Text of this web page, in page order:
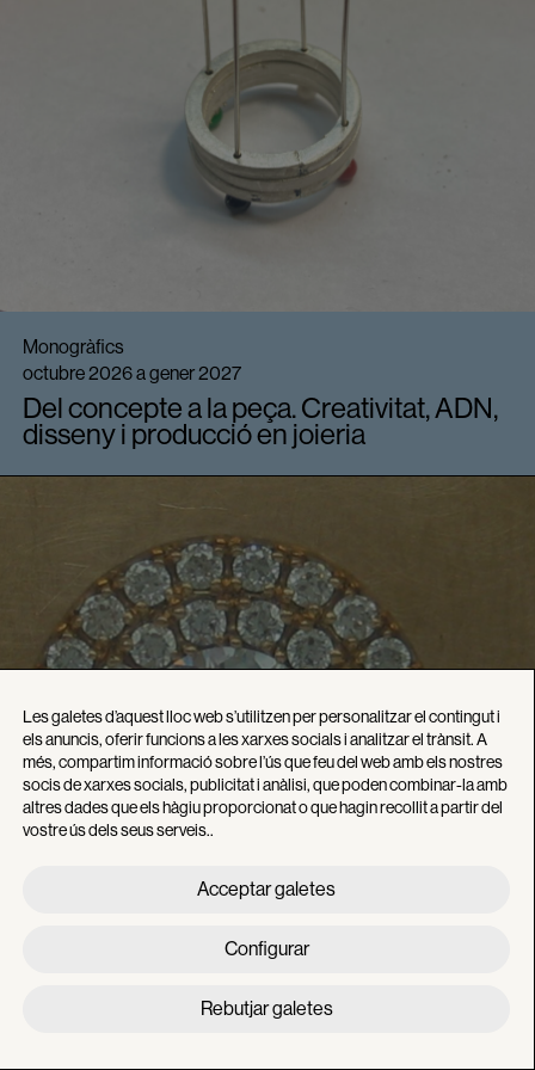
Monogràfics
octubre 2026 a gener 2027
Del concepte a la peça. Creativitat, ADN,
disseny i producció en joieria
Les galetes d’aquest lloc web s’utilitzen per personalitzar el contingut i
els anuncis, oferir funcions a les xarxes socials i analitzar el trànsit. A
més, compartim informació sobre l’ús que feu del web amb els nostres
socis de xarxes socials, publicitat i anàlisi, que poden combinar-la amb
altres dades que els hàgiu proporcionat o que hagin recollit a partir del
vostre ús dels seus serveis..
Acceptar galetes
Configurar
Rebutjar galetes